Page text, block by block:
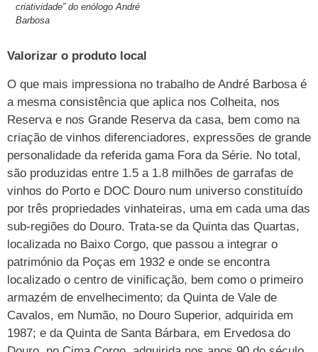
criatividade” do enólogo André
Barbosa
Valorizar o produto local
O que mais impressiona no trabalho de André Barbosa é
a mesma consistência que aplica nos Colheita, nos
Reserva e nos Grande Reserva da casa, bem como na
criação de vinhos diferenciadores, expressões de grande
personalidade da referida gama Fora da Série. No total,
são produzidas entre 1.5 a 1.8 milhões de garrafas de
vinhos do Porto e DOC Douro num universo constituído
por três propriedades vinhateiras, uma em cada uma das
sub-regiões do Douro. Trata-se da Quinta das Quartas,
localizada no Baixo Corgo, que passou a integrar o
património da Poças em 1932 e onde se encontra
localizado o centro de vinificação, bem como o primeiro
armazém de envelhecimento; da Quinta de Vale de
Cavalos, em Numão, no Douro Superior, adquirida em
1987; e da Quinta de Santa Bárbara, em Ervedosa do